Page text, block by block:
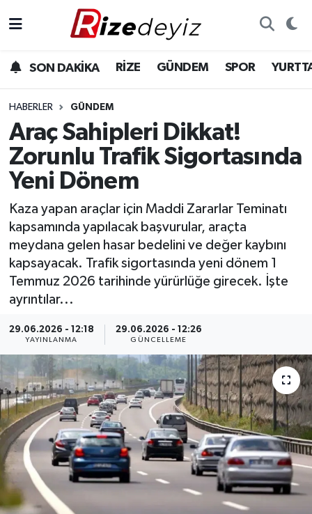
SON DAKİKA RİZE GÜNDEM SPOR
HABERLER GÜNDEM
Araç Sahipleri Dikkat!
Zorunlu Trafik Sigortasında
Yeni Dönem
Kaza yapan araçlar için Maddi Zararlar Teminatı
kapsamında yapılacak başvurular, araçta
meydana gelen hasar bedelini ve değer kaybını
kapsayacak. Trafik sigortasında yeni dönem 1
Temmuz 2026 tarihinde yürürlüğe girecek. İşte
ayrıntılar...
29.06.2026 - 12:18
YAYINLANMA
29.06.2026 - 12:26
GÜNCELLEME
Gündem
Yurttan Haberler
Ekonomi
Sağlık
Rize Hava Durumu
Rize Trafik Yoğunluk Haritası
Süper Lig Puan Durumu ve Fikstür
Son Dakika Haberleri
Haber Arşivi